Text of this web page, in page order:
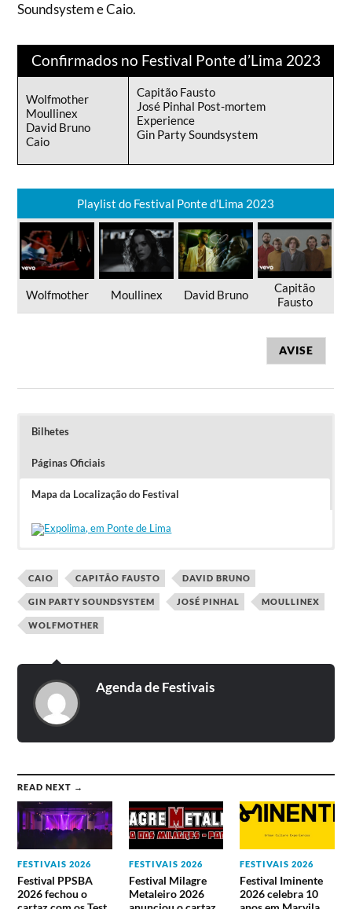
Soundsystem e Caio.
Confirmados no Festival Ponte d’Lima 2023
Wolfmother
Moullinex
David Bruno
Caio
Capitão Fausto
José Pinhal Post-mortem
Experience
Gin Party Soundsystem
Playlist do Festival Ponte d’Lima 2023
Wolfmother Moullinex David Bruno
Capitão
Fausto
AVISE
Bilhetes
Páginas Oficiais
Mapa da Localização do Festival
Early Bird Passe Geral – 40,00€ (com acesso
CAIO CAPITÃO FAUSTO DAVID BRUNO
GIN PARTY SOUNDSYSTEM JOSÉ PINHAL MOULLINEX
WOLFMOTHER
Agenda de Festivais
READ NEXT →
FESTIVAIS 2026
Festival PPSBA
2026 fechou o
FESTIVAIS 2026
Festival Milagre
Metaleiro 2026
FESTIVAIS 2026
Festival Iminente
2026 celebra 10